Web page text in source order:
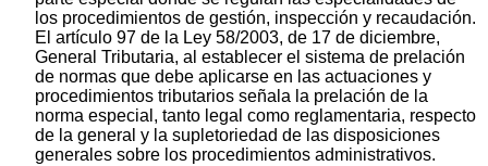
los procedimientos de gestión, inspección y recaudación.
El artículo 97 de la Ley 58/2003, de 17 de diciembre,
General Tributaria, al establecer el sistema de prelación
de normas que debe aplicarse en las actuaciones y
procedimientos tributarios señala la prelación de la
norma especial, tanto legal como reglamentaria, respecto
de la general y la supletoriedad de las disposiciones
generales sobre los procedimientos administrativos.